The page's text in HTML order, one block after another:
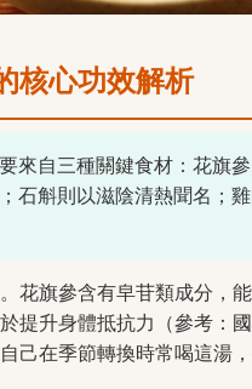
核心功效解析
來自三種關鍵食材：花旗
石斛則以滋陰清熱聞名；
花旗參含有皁苷類成分，
提升身體抵抗力（參考：
己在季節轉換時常喝這湯，